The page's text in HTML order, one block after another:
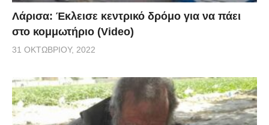
Λάρισα: Έκλεισε κεντρικό δρόμο για να πάει
στο κομμωτήριο (Video)
31 ΟΚΤΩΒΡΊΟΥ, 2022